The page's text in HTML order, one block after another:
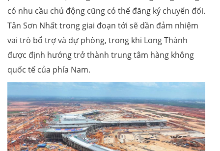
có nhu cầu chủ động cũng có thể đăng ký chuyển đổi.
Tân Sơn Nhất trong giai đoạn tới sẽ dần đảm nhiệm
vai trò bổ trợ và dự phòng, trong khi Long Thành
được định hướng trở thành trung tâm hàng không
quốc tế của phía Nam.